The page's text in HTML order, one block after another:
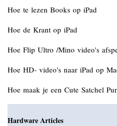
Hoe te lezen Books op iPad
Hoe de Krant op iPad
Hoe Flip Ultro /Mino video's
Hoe HD- video's naar iPad op
Hoe maak je een Cute Satchel
Hardware Articles